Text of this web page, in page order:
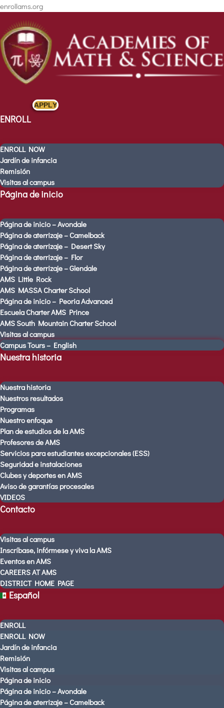
enrollams.org
Página de inicio – Avondale
AMS South Mountain Charter School
Nuestra historia
Eventos en AMS
APPLY
ENROLL
ENROLL NOW
Jardín de infancia
Remisión
Visitas al campus
Página de inicio
Página de inicio – Avondale
Página de aterrizaje – Camelback
Página de aterrizaje – Desert Sky
Página de aterrizaje – Flor
Página de aterrizaje – Glendale
AMS Little Rock
AMS MASSA Charter School
Página de inicio – Peoria Advanced
Escuela Charter AMS Prince
AMS South Mountain Charter School
Visitas al campus
Campus Tours – English
Nuestra historia
Nuestra historia
Nuestros resultados
Programas
Nuestro enfoque
Plan de estudios de la AMS
Profesores de AMS
Servicios para estudiantes excepcionales (ESS)
Seguridad e instalaciones
Clubes y deportes en AMS
Aviso de garantías procesales
VIDEOS
Contacto
Visitas al campus
Inscríbase, infórmese y viva la AMS
Eventos en AMS
CAREERS AT AMS
DISTRICT HOME PAGE
Español
ENROLL
ENROLL NOW
Jardín de infancia
Remisión
Visitas al campus
Página de inicio
Página de inicio – Avondale
Página de aterrizaje – Camelback